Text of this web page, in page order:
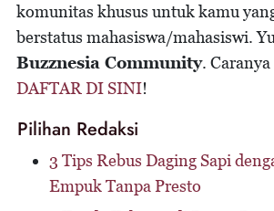
komunitas khusus untuk kamu
berstatus mahasiswa/mahasiswi.
Buzznesia Community. Caranya
DAFTAR DI SINI!
Pilihan Redaksi
3 Tips Rebus Daging Sapi
Empuk Tanpa Presto